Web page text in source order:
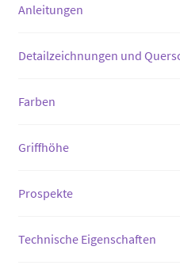
Anleitungen
Detailzeichnungen und
Farben
Griffhöhe
Prospekte
Technische Eigenschaften